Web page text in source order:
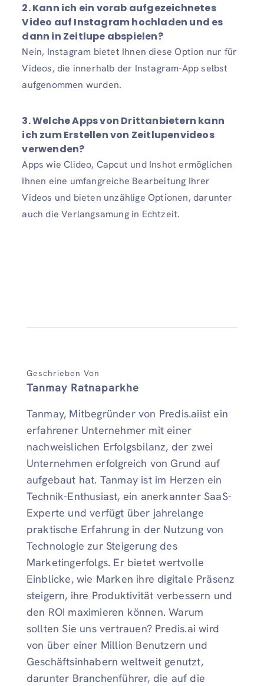
2. Kann ich ein vorab aufgezeichnetes
Video auf Instagram hochladen und es
dann in Zeitlupe abspielen?
Nein, Instagram bietet Ihnen diese Option nur für
Videos, die innerhalb der Instagram-App selbst
aufgenommen wurden.
3. Welche Apps von Drittanbietern kann
ich zum Erstellen von Zeitlupenvideos
verwenden?
Apps wie Clideo, Capcut und Inshot ermöglichen
Ihnen eine umfangreiche Bearbeitung Ihrer
Videos und bieten unzählige Optionen, darunter
auch die Verlangsamung in Echtzeit.
Geschrieben Von
Tanmay Ratnaparkhe
Tanmay, Mitbegründer von Predis.aiist ein
erfahrener Unternehmer mit einer
nachweislichen Erfolgsbilanz, der zwei
Unternehmen erfolgreich von Grund auf
aufgebaut hat. Tanmay ist im Herzen ein
Technik-Enthusiast, ein anerkannter SaaS-
Experte und verfügt über jahrelange
praktische Erfahrung in der Nutzung von
Technologie zur Steigerung des
Marketingerfolgs. Er bietet wertvolle
Einblicke, wie Marken ihre digitale Präsenz
steigern, ihre Produktivität verbessern und
den ROI maximieren können. Warum
sollten Sie uns vertrauen? Predis.ai wird
von über einer Million Benutzern und
Geschäftsinhabern weltweit genutzt,
darunter Branchenführer, die auf die